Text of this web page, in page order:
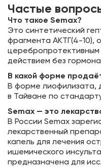
Частые
Что такое Semax?
Это синтетический
фрагмента АКТГ(4-
церебропротективным
действием без
В какой форме
В форме лиофилизата,
в Тайване по
Semax — это
В России Semax
лекарственный
капель для лечения
ишемического
предназначена для